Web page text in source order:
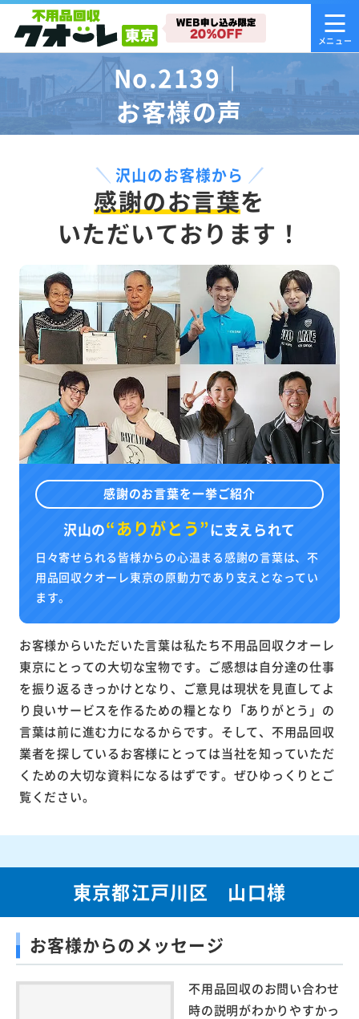
No.2139｜
お客様の声
沢山のお客様から
感謝のお言葉を
いただいております！
感謝のお言葉を一挙ご紹介
沢山の“ありがとう”に支えられて
日々寄せられる皆様からの心温まる感謝の言葉は、不
用品回収クオーレ東京の原動力であり支えとなってい
ます。
お客様からいただいた言葉は私たち不用品回収クオーレ
東京にとっての大切な宝物です。ご感想は自分達の仕事
を振り返るきっかけとなり、ご意見は現状を見直してよ
り良いサービスを作るための糧となり「ありがとう」の
言葉は前に進む力になるからです。そして、不用品回収
業者を探しているお客様にとっては当社を知っていただ
くための大切な資料になるはずです。ぜひゆっくりとご
覧ください。
東京都江戸川区 山口様
お客様からのメッセージ
不用品回収のお問い合わせ
時の説明がわかりやすかっ